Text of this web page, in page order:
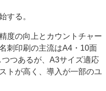
本機特集
印刷機材年鑑
する。
度の向上とカウントチャー
刺印刷の主流はA4・10面
つあるが、A3サイズ適応
トが高く、導入が一部のユ